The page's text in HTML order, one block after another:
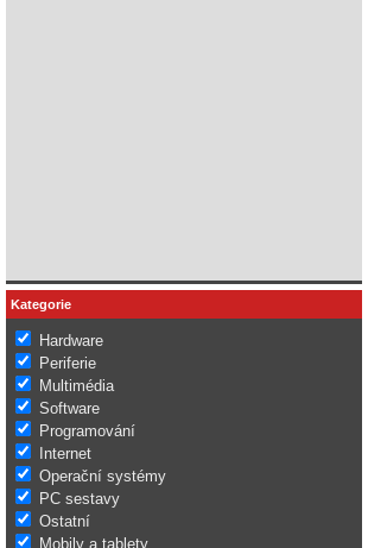
Kategorie
Hardware
Periferie
Multimédia
Software
Programování
Internet
Operační systémy
PC sestavy
Ostatní
Mobily a tablety